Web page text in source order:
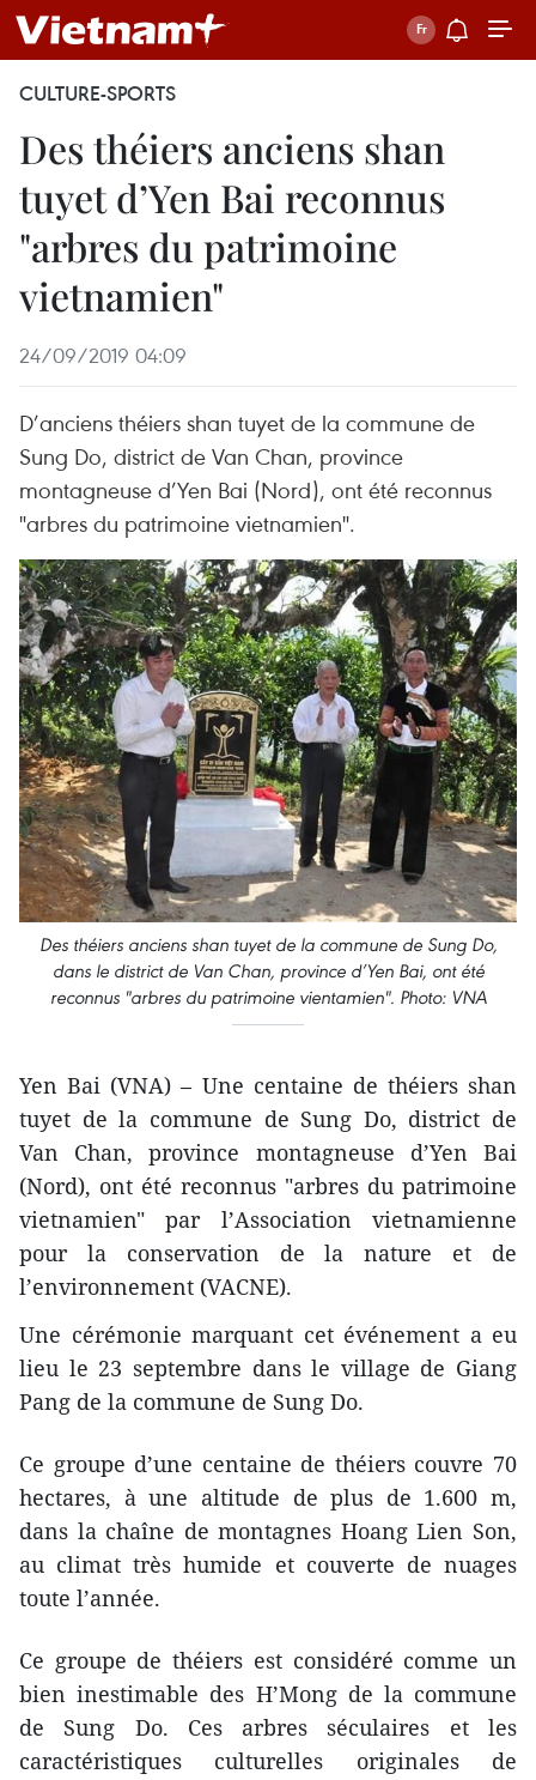
CULTURE-SPORTS
Des théiers anciens shan
tuyet d’Yen Bai reconnus
"arbres du patrimoine
vietnamien"
24/09/2019 04:09
D’anciens théiers shan tuyet de la commune de
Sung Do, district de Van Chan, province
montagneuse d’Yen Bai (Nord), ont été reconnus
"arbres du patrimoine vietnamien".
Des théiers anciens shan tuyet de la commune de Sung Do,
dans le district de Van Chan, province d’Yen Bai, ont été
reconnus "arbres du patrimoine vientamien". Photo: VNA
Yen Bai (VNA) – Une centaine de théiers shan
tuyet de la commune de Sung Do, district de
Van Chan, province montagneuse d’Yen Bai
(Nord), ont été reconnus "arbres du patrimoine
vietnamien" par l’Association vietnamienne
pour la conservation de la nature et de
l’environnement (VACNE).
Une cérémonie marquant cet événement a eu
lieu le 23 septembre dans le village de Giang
Pang de la commune de Sung Do.
Ce groupe d’une centaine de théiers couvre 70
hectares, à une altitude de plus de 1.600 m,
dans la chaîne de montagnes Hoang Lien Son,
au climat très humide et couverte de nuages
toute l’année.
Ce groupe de théiers est considéré comme un
bien inestimable des H’Mong de la commune
de Sung Do. Ces arbres séculaires et les
caractéristiques culturelles originales de